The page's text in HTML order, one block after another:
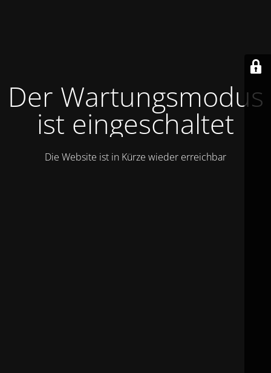
Der Wartungsmodus
ist eingeschaltet
Die Website ist in Kürze wieder erreichbar